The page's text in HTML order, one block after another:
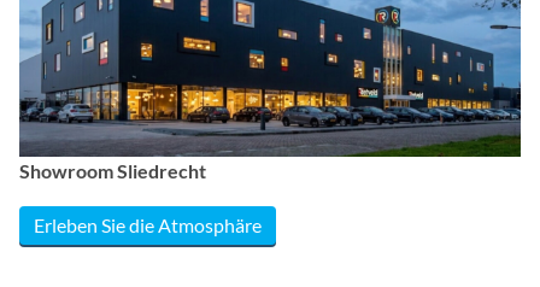
Showroom Sliedrecht
Erleben Sie die Atmosphäre